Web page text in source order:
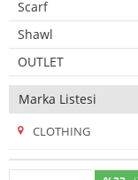
Scarf
Shawl
OUTLET
Marka Listesi
CLOTHING